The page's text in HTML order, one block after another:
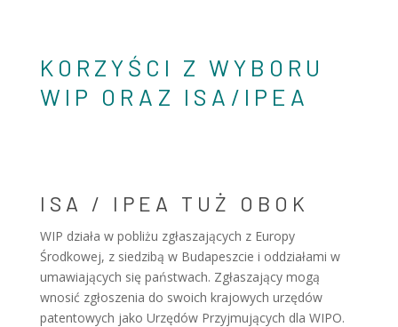
KORZYŚCI Z WYBORU
WIP ORAZ ISA/IPEA
ISA / IPEA TUŻ OBOK
WIP działa w pobliżu zgłaszających z Europy
Środkowej, z siedzibą w Budapeszcie i oddziałami w
umawiających się państwach. Zgłaszający mogą
wnosić zgłoszenia do swoich krajowych urzędów
patentowych jako Urzędów Przyjmujących dla WIPO.